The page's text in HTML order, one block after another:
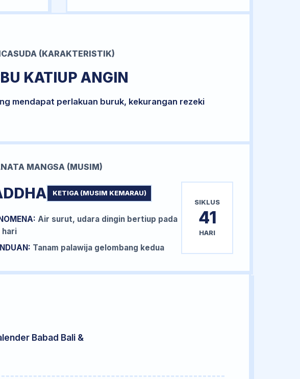
(KARAKTERISTIK)
KATIUP ANGIN
mendapat perlakuan buruk, kekurangan rezeki
MANGSA (MUSIM)
KETIGA (MUSIM KEMARAU)
Air surut, udara dingin bertiup pada
hari
Tanam palawija gelombang kedua
SIKLUS
41
HARI
Babad Bali &